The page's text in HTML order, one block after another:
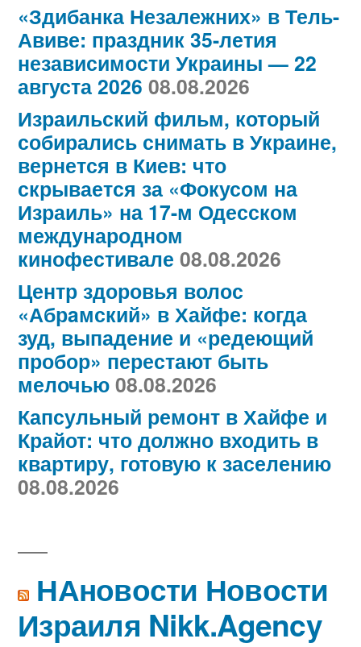
«Здибанка Незалежних» в Тель-
Авиве: праздник 35-летия
независимости Украины — 22
августа 2026 08.08.2026
Израильский фильм, который
собирались снимать в Украине,
вернется в Киев: что
скрывается за «Фокусом на
Израиль» на 17-м Одесском
международном
кинофестивале 08.08.2026
Центр здоровья волос
«Абрaмский» в Хайфе: когда
зуд, выпадение и «редеющий
пробор» перестают быть
мелочью08.08.2026
Капсульный ремонт в Хайфе и
Крайот: что должно входить в
квартиру, готовую к заселению
08.08.2026
НАновости Новости
Израиля Nikk.Agency